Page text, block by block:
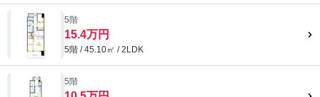
5階
15.4万円
5階 / 45.10㎡ / 2LDK
5階